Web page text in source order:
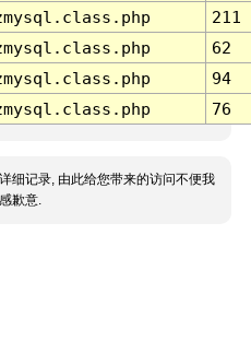
211
62
94
76
细记录, 由此给您带来的访问不便我
歉意.